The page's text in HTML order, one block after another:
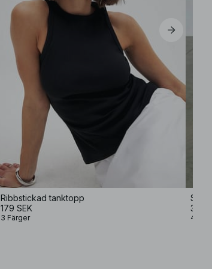
Ribbstickad tanktopp
179 SEK
3 Färger
399
4